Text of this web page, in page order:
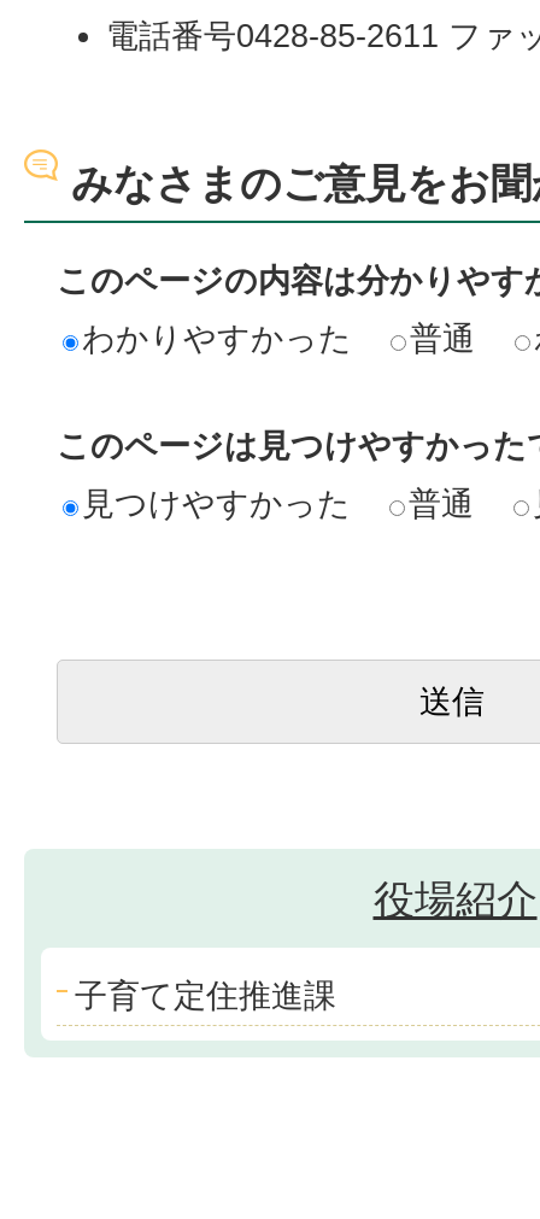
電話番号0428-85-2611 ファ
みなさまのご意見をお
このページの内容は分かりやす
わかりやすかった
普通
このページは見つけやすかった
見つけやすかった
普通
役場紹介
子育て定住推進課